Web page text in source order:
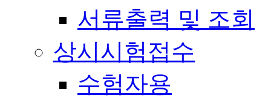
서류출력 및 조회
상시시험접수
수험자용